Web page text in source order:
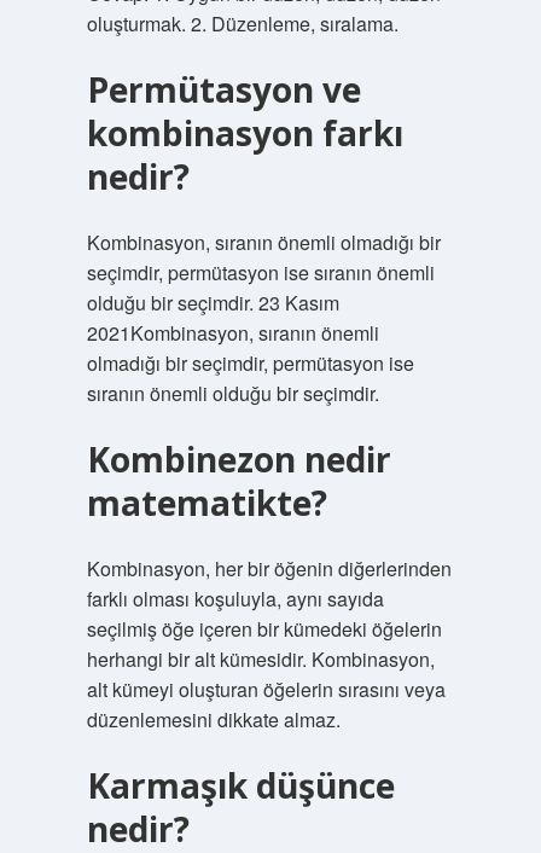
oluşturmak. 2. Düzenleme, sıralama.
Permütasyon ve
kombinasyon farkı
nedir?
Kombinasyon, sıranın önemli olmadığı bir
seçimdir, permütasyon ise sıranın önemli
olduğu bir seçimdir. 23 Kasım
2021Kombinasyon, sıranın önemli
olmadığı bir seçimdir, permütasyon ise
sıranın önemli olduğu bir seçimdir.
Kombinezon nedir
matematikte?
Kombinasyon, her bir öğenin diğerlerinden
farklı olması koşuluyla, aynı sayıda
seçilmiş öğe içeren bir kümedeki öğelerin
herhangi bir alt kümesidir. Kombinasyon,
alt kümeyi oluşturan öğelerin sırasını veya
düzenlemesini dikkate almaz.
Karmaşık düşünce
nedir?